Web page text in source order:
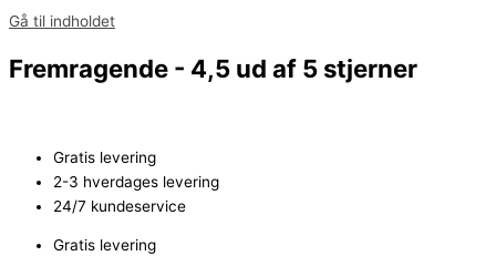
Gå til indholdet
Fremragende - 4,5 ud af 5 stjerner
Gratis levering
2-3 hverdages levering
24/7 kundeservice
Gratis levering